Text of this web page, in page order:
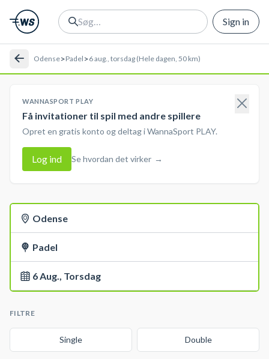
Sign in
Odense>Padel >6 aug., torsdag (Hele dagen, 50 km)
WANNASPORT PLAY
Få invitationer til spil med andre spillere
Opret en gratis konto og deltag i WannaSport PLAY.
Log ind Se hvordan det virker →
Odense
Padel
6 Aug., Torsdag
FILTRE
Single Double